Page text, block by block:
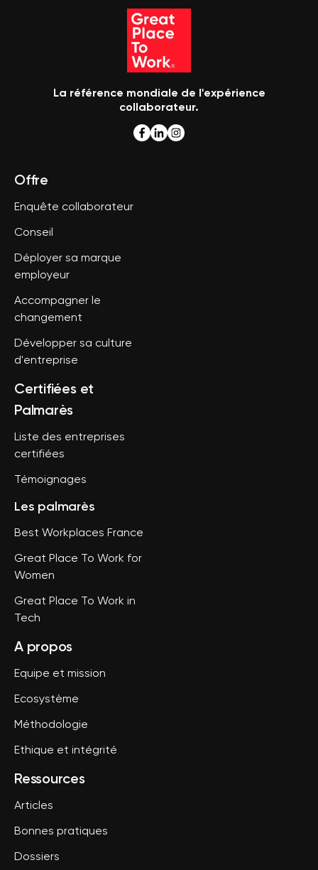
La référence mondiale de l'expérience
collaborateur.
Offre
Enquête collaborateur
Conseil
Déployer sa marque
employeur
Accompagner le
changement
Développer sa culture
d'entreprise
Certifiées et
Palmarès
Liste des entreprises
certifiées
Témoignages
Les palmarès
Best Workplaces France
Great Place To Work for
Women
Great Place To Work in
Tech
A propos
Equipe et mission
Ecosystème
Méthodologie
Ethique et intégrité
Ressources
Articles
Bonnes pratiques
Dossiers